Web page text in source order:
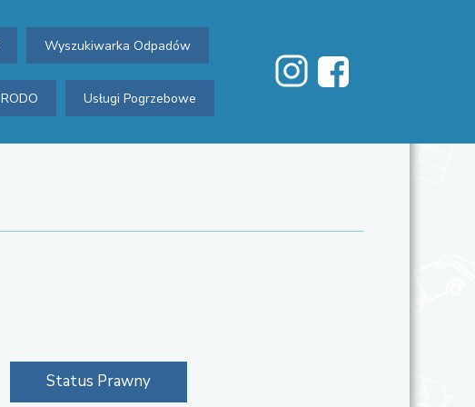
Wyszukiwarka Odpadów
RODO Usługi Pogrzebowe
Status Prawny